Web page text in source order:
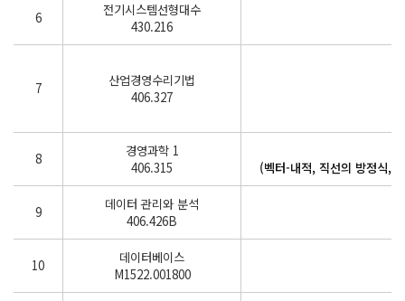
6
전기시스템선형대수
430.216
7
산업경영수리기법
406.327
8
경영과학 1
406.315
(벡터-내적, 직선의 방정식,
9
데이터 관리와 분석
406.426B
10
데이터베이스
M1522.001800